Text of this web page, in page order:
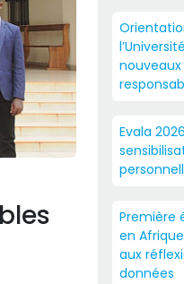
Evala
Première
en Afrique
aux
données